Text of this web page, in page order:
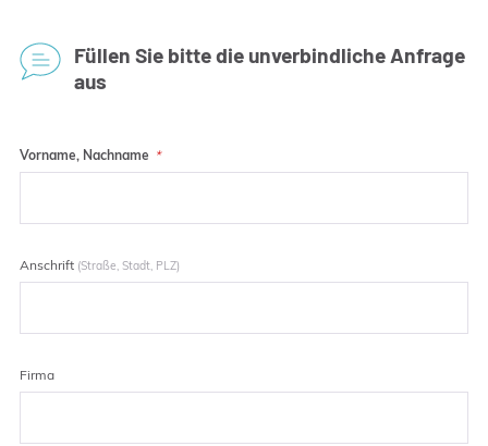
Füllen Sie bitte die unverbindliche Anfrage
aus
Vorname, Nachname
Anschrift (Straße, Stadt, PLZ)
Firma